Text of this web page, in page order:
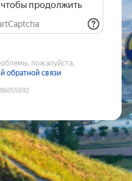
продолжить
пожалуйста,
обратной связи